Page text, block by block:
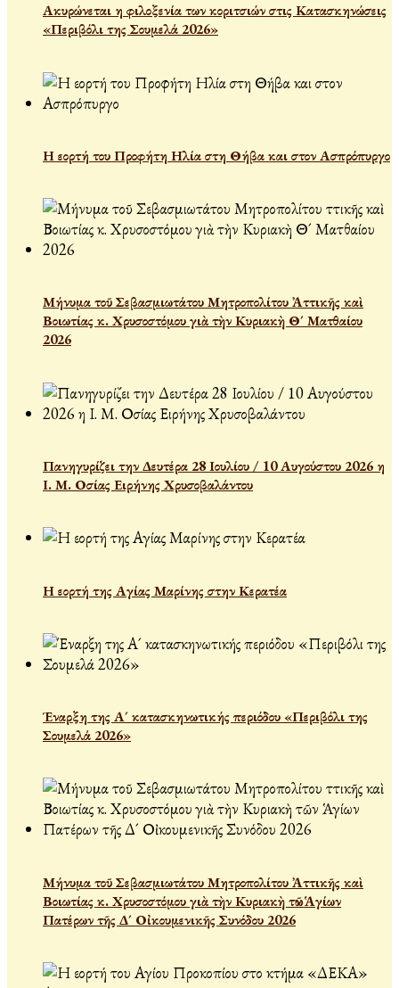
Ακυρώνεται η φιλοξενία των κοριτσιών στις Κατασκηνώσεις
«Περιβόλι της Σουμελά 2026»
Η εορτή του Προφήτη Ηλία στη Θήβα και στον Ασπρόπυργο
Μήνυμα τοῦ Σεβασμιωτάτου Μητροπολίτου Ἀττικῆς καὶ
Βοιωτίας κ. Χρυσοστόμου γιὰ τὴν Κυριακὴ Θ´ Ματθαίου
2026
Πανηγυρίζει την Δευτέρα 28 Ιουλίου / 10 Αυγούστου 2026 η
Ι. Μ. Οσίας Ειρήνης Χρυσοβαλάντου
Η εορτή της Αγίας Μαρίνης στην Κερατέα
Έναρξη της Α´ κατασκηνωτικής περιόδου «Περιβόλι της
Σουμελά 2026»
Μήνυμα τοῦ Σεβασμιωτάτου Μητροπολίτου Ἀττικῆς καὶ
Βοιωτίας κ. Χρυσοστόμου γιὰ τὴν Κυριακὴ τῶν Ἁγίων
Πατέρων τῆς Δ´ Οἰκουμενικῆς Συνόδου 2026